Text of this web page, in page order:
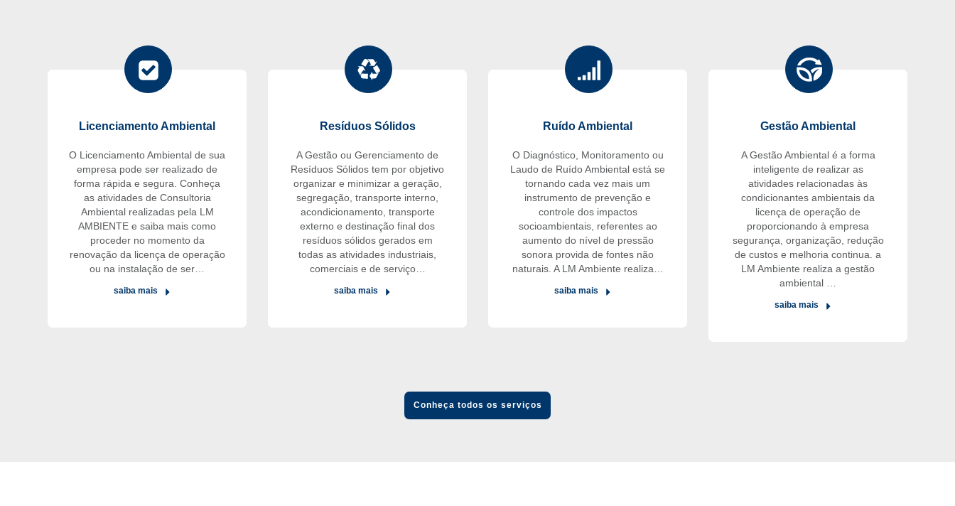
Licenciamento Ambiental
O Licenciamento Ambiental de sua
empresa pode ser realizado de
forma rápida e segura. Conheça
as atividades de Consultoria
Ambiental realizadas pela LM
AMBIENTE e saiba mais como
proceder no momento da
renovação da licença de operação
ou na instalação de ser…
saiba mais
Resíduos Sólidos
A Gestão ou Gerenciamento de
Resíduos Sólidos tem por objetivo
organizar e minimizar a geração,
segregação, transporte interno,
acondicionamento, transporte
externo e destinação final dos
resíduos sólidos gerados em
todas as atividades industriais,
comerciais e de serviço…
saiba mais
Ruído Ambiental
O Diagnóstico, Monitoramento ou
Laudo de Ruído Ambiental está se
tornando cada vez mais um
instrumento de prevenção e
controle dos impactos
socioambientais, referentes ao
aumento do nível de pressão
sonora provida de fontes não
naturais. A LM Ambiente realiza…
saiba mais
Gestão Ambiental
A Gestão Ambiental é a forma
inteligente de realizar as
atividades relacionadas às
condicionantes ambientais da
licença de operação de
proporcionando à empresa
segurança, organização, redução
de custos e melhoria continua. a
LM Ambiente realiza a gestão
ambiental …
saiba mais
Conheça todos os serviços